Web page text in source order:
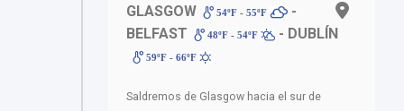
GLASGOW 54ºF - 55ºF
-
BELFAST
48ºF - 54ºF - DUBLÍN
59ºF - 66ºF
Saldremos de Glasgow hacia el sur de